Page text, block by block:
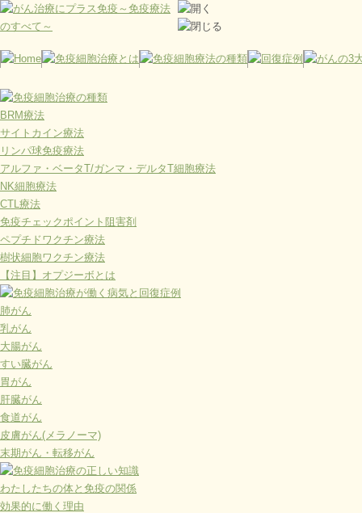
BRM療法
サイトカイン療法
リンパ球免疫療法
アルファ・ベータT/ガンマ・デルタT細胞療法
NK細胞療法
CTL療法
免疫チェックポイント阻害剤
ペプチドワクチン療法
樹状細胞ワクチン療法
【注目】オプジーボとは
肺がん
乳がん
大腸がん
すい臓がん
胃がん
肝臓がん
食道がん
皮膚がん(メラノーマ)
末期がん・転移がん
わたしたちの体と免疫の関係
効果的に働く理由